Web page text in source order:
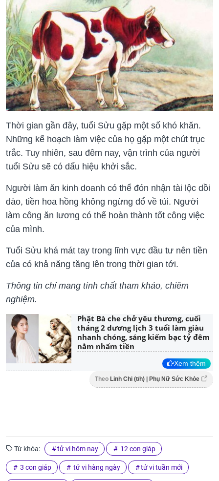
Thời gian gần đây, tuổi Sửu gặp một số khó khăn.
Những kế hoạch làm việc của họ gặp một chút trục
trắc. Tuy nhiên, sau đêm nay, vận trình của người
tuổi Sửu sẽ có dấu hiệu khởi sắc.
Người làm ăn kinh doanh có thể đón nhận tài lộc dồi
dào, tiền hoa hồng không ngừng đổ về túi. Người
làm công ăn lương có thể hoàn thành tốt công việc
của mình.
Tuổi Sửu khá mát tay trong lĩnh vực đầu tư nên tiền
của có khả năng tăng lên trong thời gian tới.
Thông tin chỉ mang tính chất tham khảo, chiêm
nghiệm.
Phật Bà che chở yêu thương, cuối
tháng 2 dương lịch 3 tuổi làm giàu
nhanh chóng, sáng kiếm bạc tỷ đêm
nằm nhẩm tiền
Xem thêm
Theo Linh Chi (t/h) | Phụ Nữ Sức Khỏe
Từ khóa: tử vi hôm nay 12 con giáp
3 con giáp tử vi hàng ngày tử vi tuần mới